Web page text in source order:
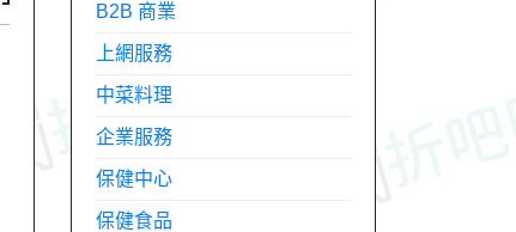
B2B 商業
上網服務
中菜料理
企業服務
保健中心
保健食品